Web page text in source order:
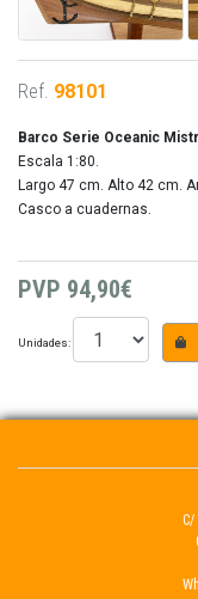
Ref. 98101
Barco Serie Oceanic
Escala 1:80.
Largo 47 cm. Alto 42 cm.
Casco a cuadernas.
PVP 94,90€
Unidades: